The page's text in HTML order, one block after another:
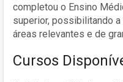
completou o Ensino
superior, possibilitando
áreas relevantes e de
Cursos